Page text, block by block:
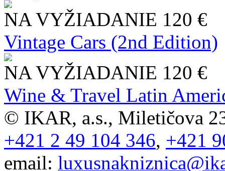
NA VYŽIADANIE 120 €
Vintage Cars (2nd Edition)
NA VYŽIADANIE 120 €
Wine & Travel Latin
© IKAR, a.s., Miletičova
+421 2 49 104 346, +421
email: